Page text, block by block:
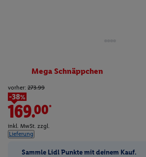
Mega Schnäppchen
vorher: 273.99
-38%
169.00*
inkl. MwSt. zzgl.
Lieferung
Sammle Lidl Punkte mit deinem Kauf.